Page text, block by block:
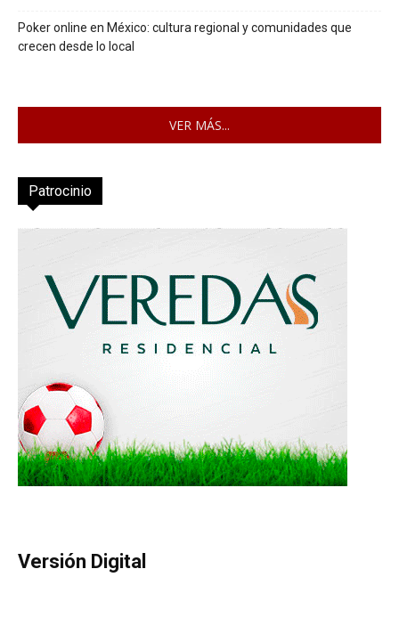
Poker online en México: cultura regional y comunidades que
crecen desde lo local
VER MÁS...
Patrocinio
Versión Digital